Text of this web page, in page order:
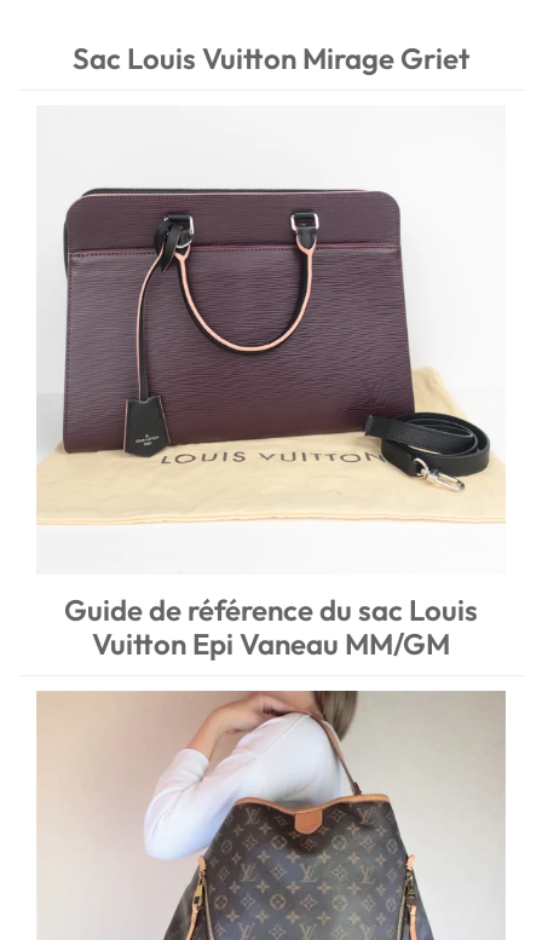
Sac Louis Vuitton Mirage Griet
Guide de référence du sac Louis
Vuitton Epi Vaneau MM/GM